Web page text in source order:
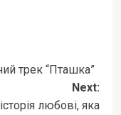
трек “Пташка”
Next:
любові, яка